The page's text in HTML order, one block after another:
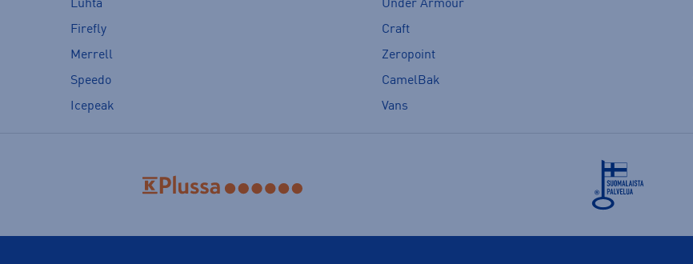
Luhta
Under Armour
Firefly
Craft
Merrell
Zeropoint
Speedo
CamelBak
Icepeak
Vans